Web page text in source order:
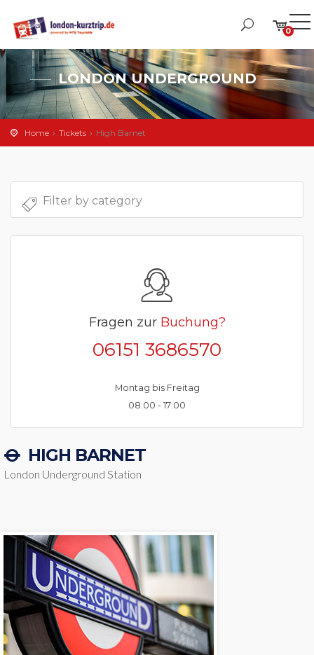
0
LONDON UNDERGROUND
Home Tickets High Barnet
Fragen zur Buchung?
06151 3686570
Montag bis Freitag
08:00 - 17:00
HIGH BARNET
London Underground Station